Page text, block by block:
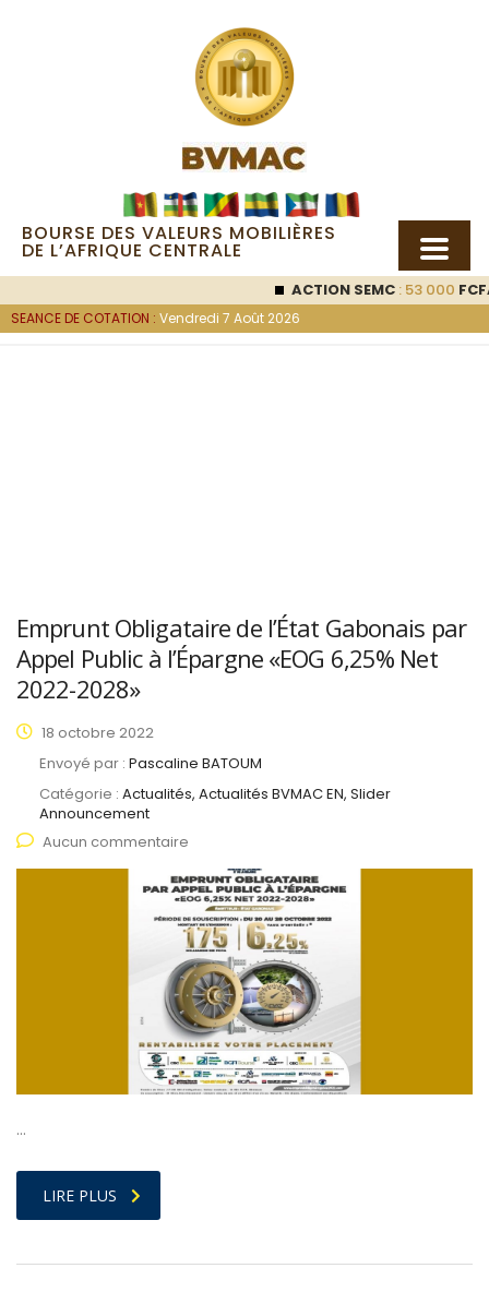
BOURSE DES VALEURS MOBILIÈRES
DE L’AFRIQUE CENTRALE
ACTION SEMC: 53 000FCFA (0
SEANCE DE COTATION : Vendredi 7 Août 2026
Emprunt Obligataire de l’État Gabonais par
Appel Public à l’Épargne «EOG 6,25% Net
2022-2028»
18 octobre 2022
Envoyé par : Pascaline BATOUM
Catégorie : Actualités, Actualités BVMAC EN, Slider
Announcement
Aucun commentaire
…
LIRE PLUS